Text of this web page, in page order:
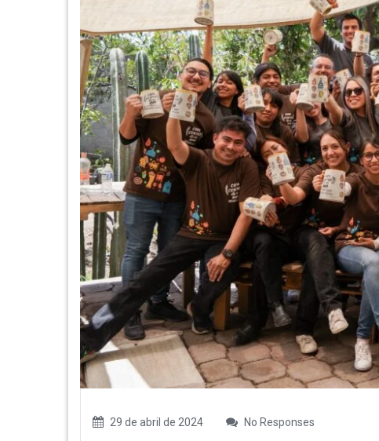
29 de abril de 2024 No Responses